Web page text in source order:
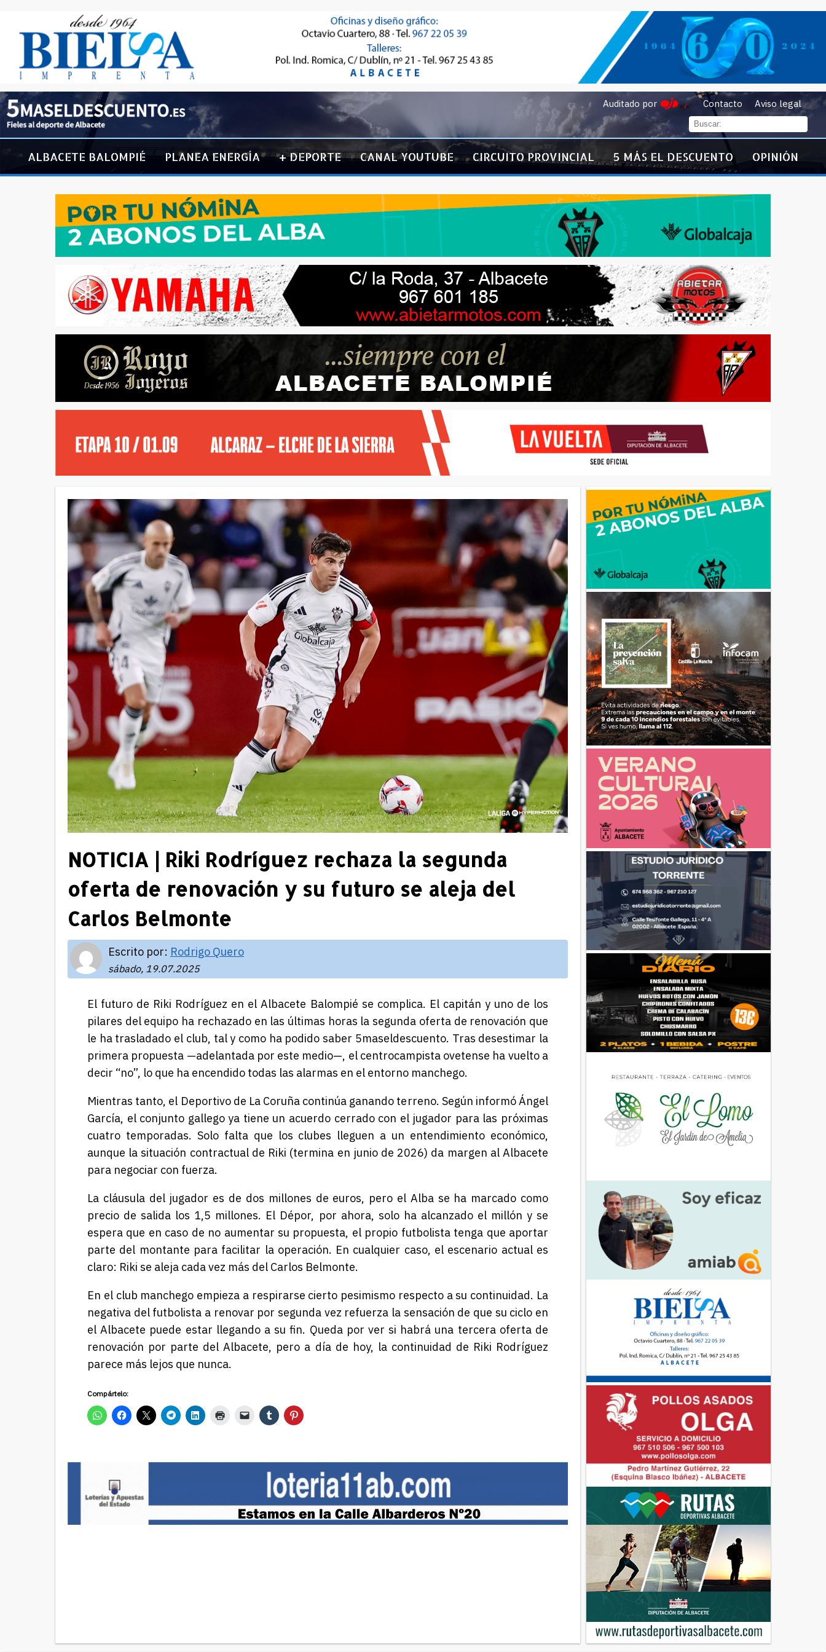
Auditado por Contacto Aviso legal
ALBACETE BALOMPIÉ PLANEA ENERGÍA + DEPORTE CANAL YOUTUBE CIRCUITO PROVINCIAL 5 MÁS EL DESCUENTO OPINIÓN
NOTICIA | Riki Rodríguez rechaza la segunda
oferta de renovación y su futuro se aleja del
Carlos Belmonte
Escrito por: Rodrigo Quero
sábado, 19.07.2025
El futuro de Riki Rodríguez en el Albacete Balompié se complica. El capitán y uno de los
pilares del equipo ha rechazado en las últimas horas la segunda oferta de renovación que
le ha trasladado el club, tal y como ha podido saber 5maseldescuento. Tras desestimar la
primera propuesta —adelantada por este medio—, el centrocampista ovetense ha vuelto a
decir “no”, lo que ha encendido todas las alarmas en el entorno manchego.
Mientras tanto, el Deportivo de La Coruña continúa ganando terreno. Según informó Ángel
García, el conjunto gallego ya tiene un acuerdo cerrado con el jugador para las próximas
cuatro temporadas. Solo falta que los clubes lleguen a un entendimiento económico,
aunque la situación contractual de Riki (termina en junio de 2026) da margen al Albacete
para negociar con fuerza.
La cláusula del jugador es de dos millones de euros, pero el Alba se ha marcado como
precio de salida los 1,5 millones. El Dépor, por ahora, solo ha alcanzado el millón y se
espera que en caso de no aumentar su propuesta, el propio futbolista tenga que aportar
parte del montante para facilitar la operación. En cualquier caso, el escenario actual es
claro: Riki se aleja cada vez más del Carlos Belmonte.
En el club manchego empieza a respirarse cierto pesimismo respecto a su continuidad. La
negativa del futbolista a renovar por segunda vez refuerza la sensación de que su ciclo en
el Albacete puede estar llegando a su fin. Queda por ver si habrá una tercera oferta de
renovación por parte del Albacete, pero a día de hoy, la continuidad de Riki Rodríguez
parece más lejos que nunca.
Compártelo: